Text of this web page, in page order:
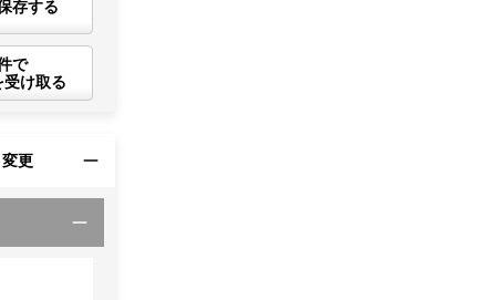
存する
で
受け取る
更